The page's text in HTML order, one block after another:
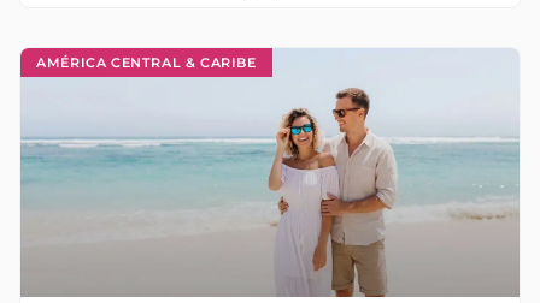
AMÉRICA CENTRAL & CARIBE